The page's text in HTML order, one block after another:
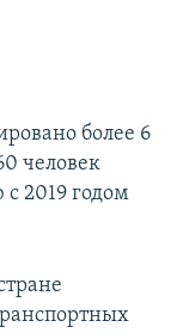
более 6
человек
2019 годом